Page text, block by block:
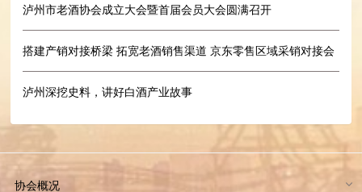
泸州市老酒协会成立大会暨首届会员大会圆满召开
搭建产销对接桥梁 拓宽老酒销售渠道 京东零售区域采销对接会
泸州深挖史料，讲好白酒产业故事
协会概况